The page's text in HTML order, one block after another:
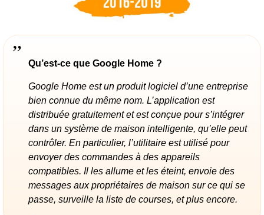
Qu’est-ce que Google Home ?
Google Home est un produit logiciel d’une entreprise
bien connue du même nom. L’application est
distribuée gratuitement et est conçue pour s’intégrer
dans un système de maison intelligente, qu’elle peut
contrôler. En particulier, l’utilitaire est utilisé pour
envoyer des commandes à des appareils
compatibles. Il les allume et les éteint, envoie des
messages aux propriétaires de maison sur ce qui se
passe, surveille la liste de courses, et plus encore.